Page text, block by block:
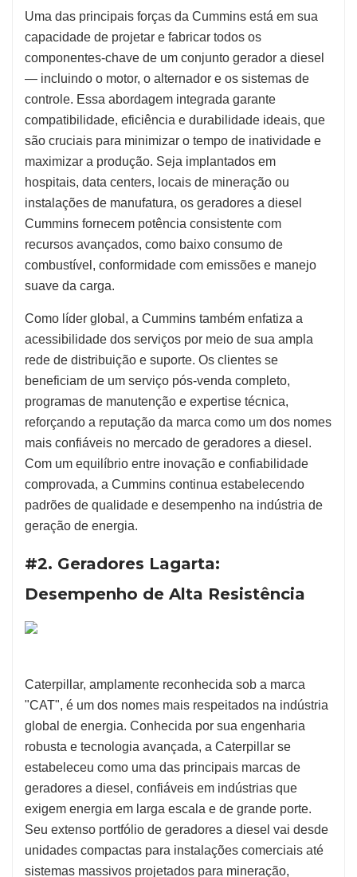
Uma das principais forças da Cummins está em sua
capacidade de projetar e fabricar todos os
componentes-chave de um conjunto gerador a diesel
— incluindo o motor, o alternador e os sistemas de
controle. Essa abordagem integrada garante
compatibilidade, eficiência e durabilidade ideais, que
são cruciais para minimizar o tempo de inatividade e
maximizar a produção. Seja implantados em
hospitais, data centers, locais de mineração ou
instalações de manufatura, os geradores a diesel
Cummins fornecem potência consistente com
recursos avançados, como baixo consumo de
combustível, conformidade com emissões e manejo
suave da carga.
Como líder global, a Cummins também enfatiza a
acessibilidade dos serviços por meio de sua ampla
rede de distribuição e suporte. Os clientes se
beneficiam de um serviço pós-venda completo,
programas de manutenção e expertise técnica,
reforçando a reputação da marca como um dos nomes
mais confiáveis no mercado de geradores a diesel.
Com um equilíbrio entre inovação e confiabilidade
comprovada, a Cummins continua estabelecendo
padrões de qualidade e desempenho na indústria de
geração de energia.
#2. Geradores Lagarta:
Desempenho de Alta Resistência
Caterpillar, amplamente reconhecida sob a marca
"CAT", é um dos nomes mais respeitados na indústria
global de energia. Conhecida por sua engenharia
robusta e tecnologia avançada, a Caterpillar se
estabeleceu como uma das principais marcas de
geradores a diesel, confiáveis em indústrias que
exigem energia em larga escala e de grande porte.
Seu extenso portfólio de geradores a diesel vai desde
unidades compactas para instalações comerciais até
sistemas massivos projetados para mineração,